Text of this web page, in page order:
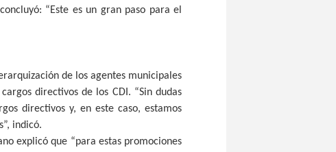
“Este es un gran paso para el
de los agentes municipales
directivos de los CDI. “Sin dudas
directivos y, en este caso, estamos
indicó.
explicó que “para estas promociones